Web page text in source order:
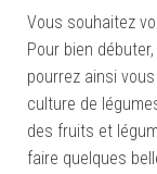
Vous souhaitez
Pour bien
pourrez ainsi
culture de
des fruits et
faire quelques